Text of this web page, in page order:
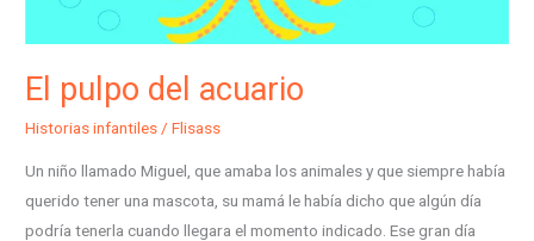
El pulpo del acuario
Historias infantiles /Flisass
Un niño llamado Miguel, que amaba los animales y que siempre había
querido tener una mascota, su mamá le había dicho que algún día
podría tenerla cuando llegara el momento indicado. Ese gran día